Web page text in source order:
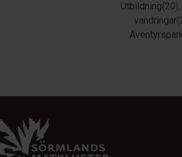
Utbildning(20),